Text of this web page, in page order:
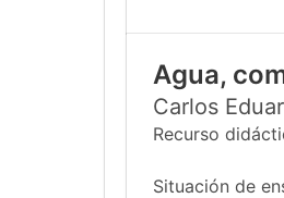
Agua,
Carlos
Recurso
Situación de